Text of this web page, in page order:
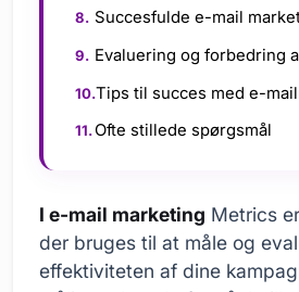
Succesfulde e-mail
Evaluering og forbedring
Tips til succes med e-
Ofte stillede spørgsmål
I e-mail marketing Metrics
der bruges til at måle og
effektiviteten af dine